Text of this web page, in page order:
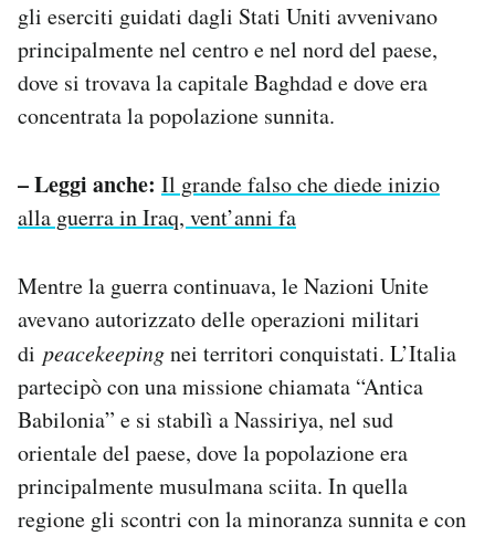
gli eserciti guidati dagli Stati Uniti avvenivano
principalmente nel centro e nel nord del paese,
dove si trovava la capitale Baghdad e dove era
concentrata la popolazione sunnita.
– Leggi anche: Il grande falso che diede inizio
alla guerra in Iraq, vent’anni fa
Mentre la guerra continuava, le Nazioni Unite
avevano autorizzato delle operazioni militari
di peacekeepingnei territori conquistati. L’Italia
partecipò con una missione chiamata “Antica
Babilonia” e si stabilì a Nassiriya, nel sud
orientale del paese, dove la popolazione era
principalmente musulmana sciita. In quella
regione gli scontri con la minoranza sunnita e con